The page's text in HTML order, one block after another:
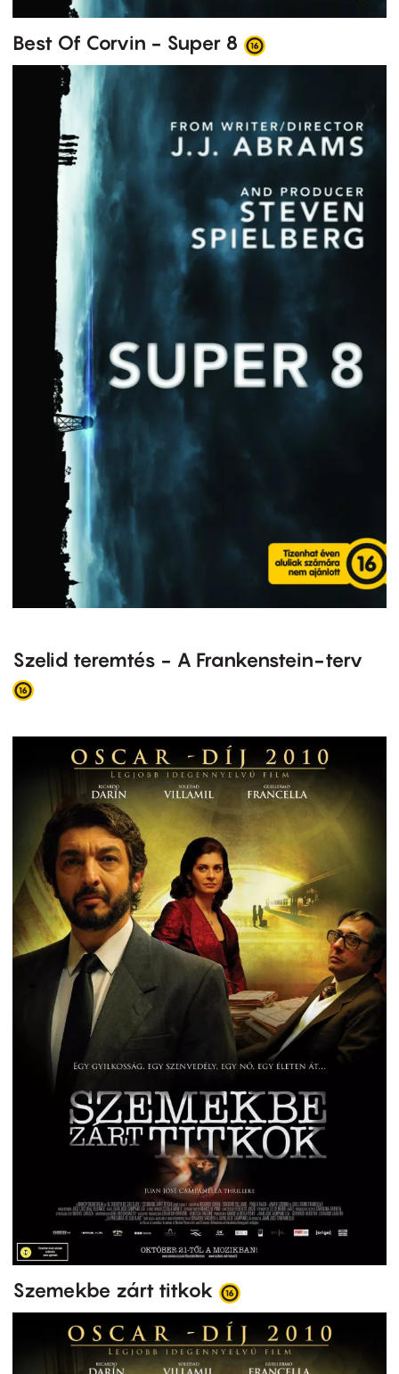
Best Of Corvin - Super 8
Szelid teremtés - A Frankenstein-terv
Szemekbe zárt titkok